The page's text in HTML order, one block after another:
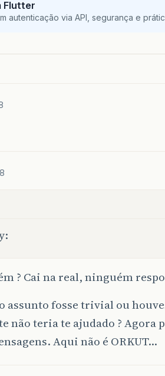
Flutter
autenticação via API, segurança e
? Cai na real, ninguém
assunto fosse trivial ou
não teria te ajudado ? Agora
Aqui não é ORKUT…